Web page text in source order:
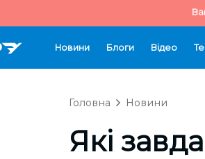
Новини Блоги Відео
Головна Новини
Які